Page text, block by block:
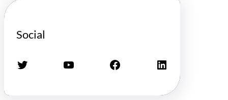
Social
X YouTube Facebook LinkedIn